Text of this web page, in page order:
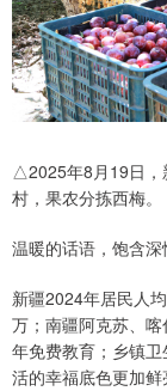
△2025年8月19日，
村，果农分拣西梅。
温暖的话语，饱含深
新疆2024年居民人
万；南疆阿克苏、
年免费教育；乡镇
活的幸福底色更加鲜